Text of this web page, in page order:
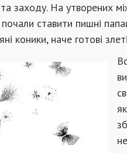
заходу. На утворених
ставити пишні
коники, наче гото­ві